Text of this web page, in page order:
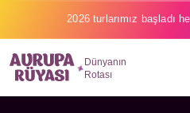
2026 turlarımız başladı
Dünyanın
Rotası